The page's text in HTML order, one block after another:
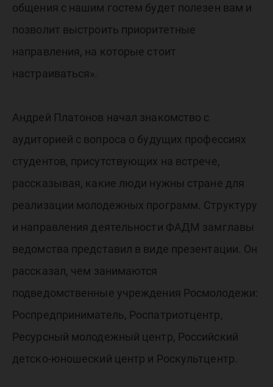
общения с нашим гостем будет полезен вам и
позволит выстроить приоритетные
направления, на которые стоит
настраиваться».
Андрей Платонов начал знакомство с
аудиторией с вопроса о будущих профессиях
студентов, присутствующих на встрече,
рассказывая, какие люди нужны стране для
реализации молодежных программ. Структуру
и направления деятельности ФАДМ замглавы
ведомства представил в виде презентации. Он
рассказал, чем занимаются
подведомственные учреждения Росмолодежи:
Роспредприниматель, Роспатриотцентр,
Ресурсный молодежный центр, Российский
детско-юношеский центр и Роскультцентр.